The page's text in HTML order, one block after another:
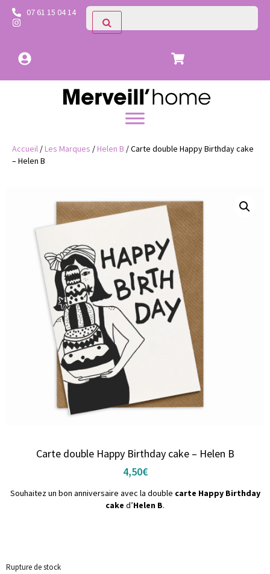
07 61 15 04 14
Accueil /Les Marques /Helen B / Carte double Happy Birthday cake
– Helen B
Carte double Happy Birthday cake – Helen B
4,50€
Souhaitez un bon anniversaire avec la double carte Happy Birthday
cake d’Helen B.
Rupture de stock